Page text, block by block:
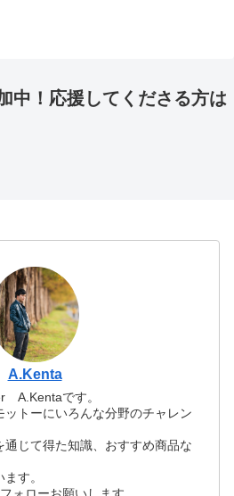
中！応援してくださる方は
A.Kenta
A.Kentaです。
ットーにいろんな分野のチャレン
じて得た知識、おすすめ商品な
す。